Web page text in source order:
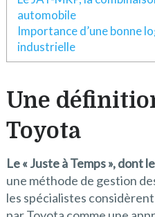
automobile
Importance d’une bonne
industrielle
Une
Toyota
Le « Juste à Temps », dont
une méthode de gestion
les spécialistes